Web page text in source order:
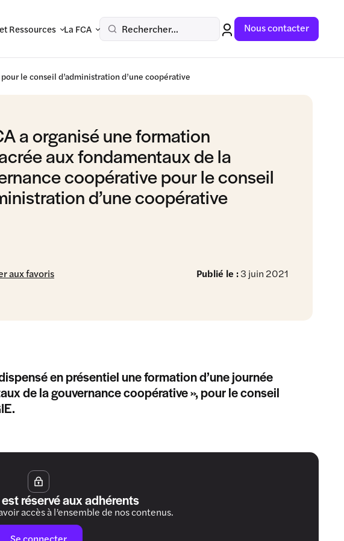
Ressources La FCA Rechercher... Nous contacter
le conseil d’administration d’une coopérative
a organisé une formation
aux fondamentaux de la
coopérative pour le conseil
d’une coopérative
Publié le :3 juin 2021
aux favoris
en présentiel une formation d’une journée
de la gouvernance coopérative », pour le conseil
réservé aux adhérents
accès à l’ensemble de nos contenus.
Se connecter